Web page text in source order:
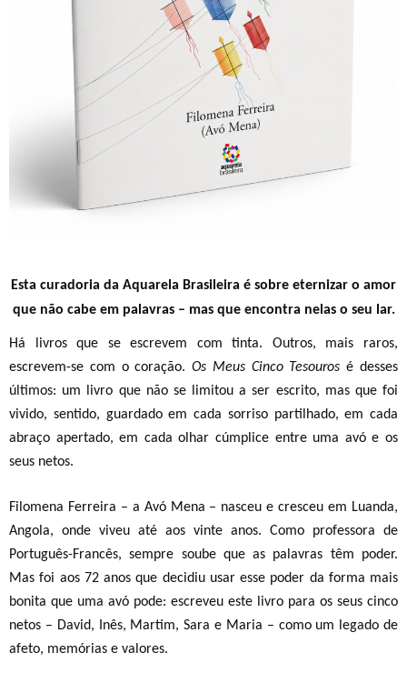
Esta curadoria da Aquarela Brasileira é sobre eternizar o amor
que não cabe em palavras – mas que encontra nelas o seu lar.
Há livros que se escrevem com tinta. Outros, mais raros,
escrevem-se com o coração.Os Meus Cinco Tesouros é desses
últimos: um livro que não se limitou a ser escrito, mas que foi
vivido, sentido, guardado em cada sorriso partilhado, em cada
abraço apertado, em cada olhar cúmplice entre uma avó e os
seus netos.
Filomena Ferreira – a Avó Mena – nasceu e cresceu em Luanda,
Angola, onde viveu até aos vinte anos. Como professora de
Português-Francês, sempre soube que as palavras têm poder.
Mas foi aos 72 anos que decidiu usar esse poder da forma mais
bonita que uma avó pode: escreveu este livro para os seus cinco
netos – David, Inês, Martim, Sara e Maria – como um legado de
afeto, memórias e valores.